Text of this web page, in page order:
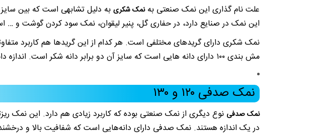
علت نام گذاری این نمک صنعتی بهنمک شکری به دلیل تشابهی است که بین
این نمک در صنایع دارد، در حفاری گل، پنیر لیقوان، نمک سود کردن گوشت و …
مش بندی ۱۰۰ دارای دانه هایی است که سایز آن دو برابر دانه شکر است. اندازه دانه ها باهم برابر و یکسان است.
نمک صدفی ۱۲۰ و ۱۳۰
نمک صدفی نوع دیگری از نمک صنعتی بوده که کاربرد زیادی هم دارد. این نمک
در یک اندازه هستند. نمک صدفی دارای دانه‌هایی است که شفافیت بالا و